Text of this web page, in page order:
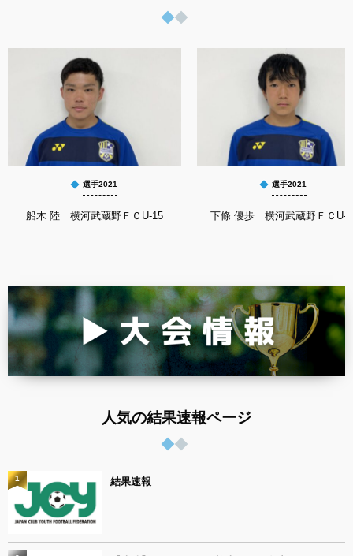
選手2021
船木 陸 横河武蔵野ＦＣU-15
選手2021
下條 優歩 横河武蔵野ＦＣU-
人気の結果速報ページ
結果速報
1